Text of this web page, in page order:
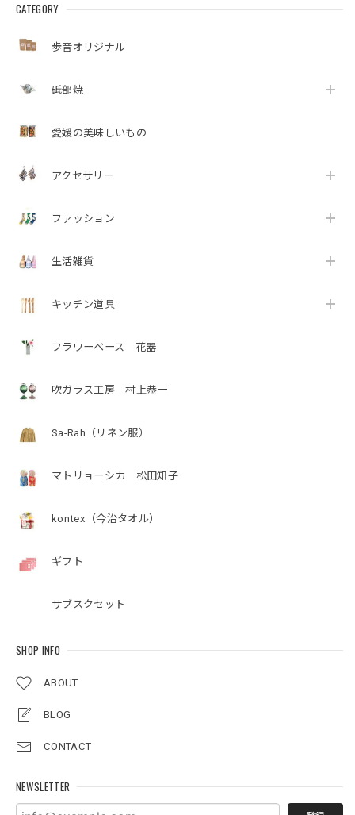
CATEGORY
歩音オリジナル
砥部焼
愛媛の美味しいもの
アクセサリー
ファッション
生活雑貨
キッチン道具
フラワーベース 花器
吹ガラス工房 村上恭一
Sa-Rah（リネン服）
マトリョーシカ 松田知子
kontex（今治タオル）
ギフト
サブスクセット
SHOP INFO
ABOUT
BLOG
CONTACT
NEWSLETTER